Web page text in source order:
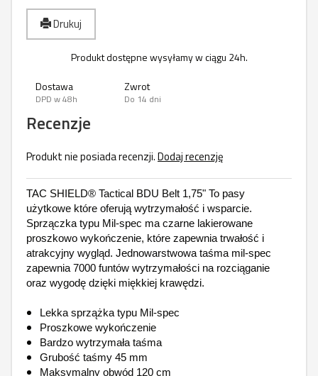
Drukuj
Produkt dostępne wysyłamy w ciągu 24h.
Dostawa
DPD w 48h
Zwrot
Do 14 dni
Recenzje
Produkt nie posiada recenzji.Dodaj recenzję
TAC SHIELD® Tactical BDU Belt 1,75" To pasy
użytkowe które oferują wytrzymałość i wsparcie.
Sprzączka typu Mil-spec ma czarne lakierowane
proszkowo wykończenie, które zapewnia trwałość i
atrakcyjny wygląd. Jednowarstwowa taśma mil-spec
zapewnia 7000 funtów wytrzymałości na rozciąganie
oraz wygodę dzięki miękkiej krawędzi.
Lekka sprzążka typu Mil-spec
Proszkowe wykończenie
Bardzo wytrzymała taśma
Grubość taśmy 45 mm
Maksymalny obwód 120 cm